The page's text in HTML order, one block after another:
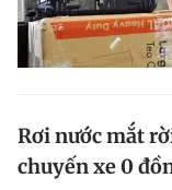
Rơi nước mắt
chuyến xe 0